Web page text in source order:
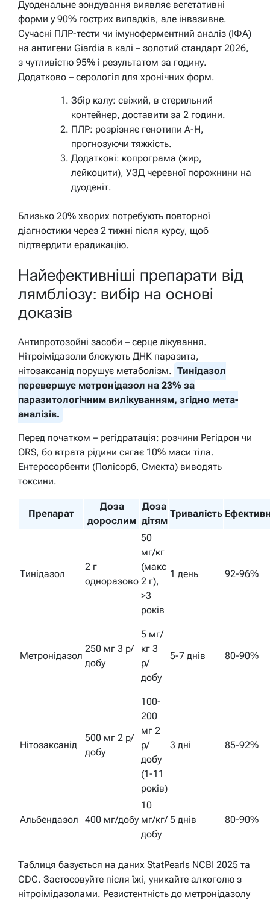
Дуоденальне зондування виявляє вегетативні
форми у 90% гострих випадків, але інвазивне.
Сучасні ПЛР-тести чи імуноферментний аналіз (ІФА)
на антигени Giardia в калі – золотий стандарт 2026,
з чутливістю 95% і результатом за годину.
Додатково – серологія для хронічних форм.
Збір калу: свіжий, в стерильний
контейнер, доставити за 2 години.
ПЛР: розрізняє генотипи A-H,
прогнозуючи тяжкість.
Додаткові: копрограма (жир,
лейкоцити), УЗД черевної порожнини на
дуоденіт.
Близько 20% хворих потребують повторної
діагностики через 2 тижні після курсу, щоб
підтвердити ерадикацію.
Найефективніші препарати від
лямбліозу: вибір на основі
доказів
Антипротозойні засоби – серце лікування.
Нітроімідазоли блокують ДНК паразита,
нітозаксанід порушує метаболізм. Тинідазол
перевершує метронідазол на 23% за
паразитологічним вилікуванням, згідно мета-
аналізів.
Перед початком – регідратація: розчини Регідрон чи
ORS, бо втрата рідини сягає 10% маси тіла.
Ентеросорбенти (Полісорб, Смекта) виводять
токсини.
Препарат
Доза
дорослим
Доза
дітям
Тривалість
Тинідазол
2 г
одноразово
50
мг/кг
(макс
2 г),
>3
років
1 день 92-96%
Метронідазол
250 мг 3 р/
добу
5 мг/
кг 3
р/
добу
5-7 днів 80-90%
Нітозаксанід
500 мг 2 р/
добу
100-
200
мг 2
р/
добу
(1-11
років)
3 дні 85-92%
Альбендазол 400 мг/добу
10
мг/кг/
добу
5 днів 80-90%
Таблиця базується на даних StatPearls NCBI 2025 та
CDC. Застосовуйте після їжі, уникайте алкоголю з
нітроімідазолами. Резистентність до метронідазолу